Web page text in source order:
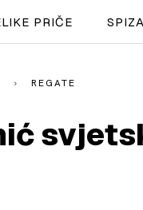
SPORT
PRIČE SPIZA
REGATE